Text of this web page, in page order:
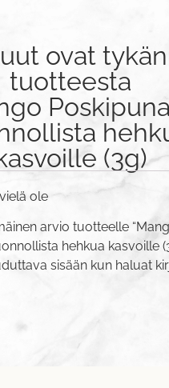
ovat
tuotteesta
Poskipuna |
(3g)
ole
arvio tuotteelle
hehkua kasvoille
sisään kun haluat